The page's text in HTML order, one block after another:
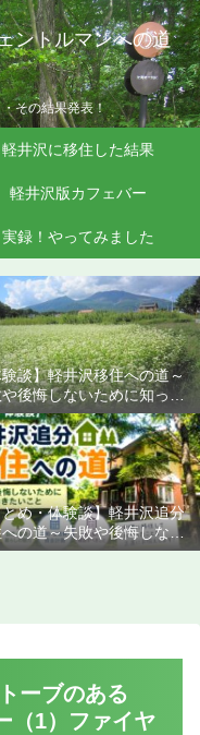
ントルマンへの道
その結果発表！
軽井沢に移住した結果
軽井沢版カフェバー
実録！やってみました
談】軽井沢移住への道～
後悔しないために知って
おきたいこと
め・体験談】軽井沢追分
の道～失敗や後悔しない
に知っておきたいこと
ーブのある
（1）ファイヤ